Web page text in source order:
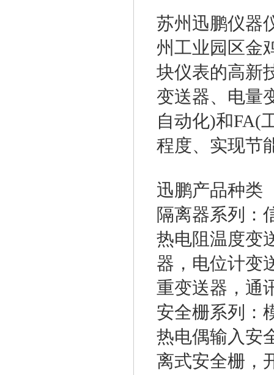
苏州迅鹏仪器
州工业园区金
块仪表的高新
变送器、电量
自动化)和FA(
程度、实现节
迅鹏产品种类
隔离器系列：
热电阻温度变
器，电位计变
重变送器，通
安全栅系列：
热电偶输入安
离式安全栅，